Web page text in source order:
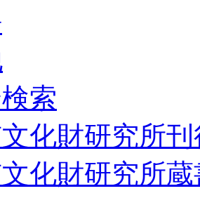
索
化財研究所
化財研究所